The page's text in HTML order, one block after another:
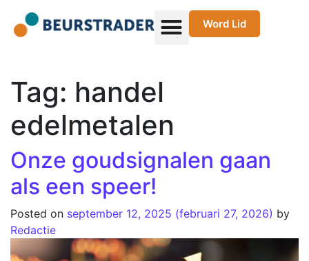
Word Lid
Tag: handel
edelmetalen
Onze goudsignalen gaan
als een speer!
Posted on september 12, 2025 (februari 27, 2026) by
Redactie